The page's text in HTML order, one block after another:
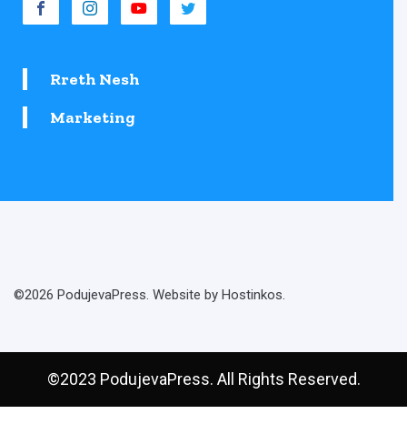
Rreth Nesh
Marketing
©2026 PodujevaPress. Website by Hostinkos.
©2023 PodujevaPress. All Rights Reserved.